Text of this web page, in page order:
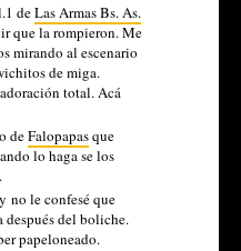
deLas Armas Bs. As.
que la rompieron. Me
mirando al escenario
de miga.
total. Acá
deFalopapasque
lo haga se los
y no le confesé que
después del boliche.
papeloneado.